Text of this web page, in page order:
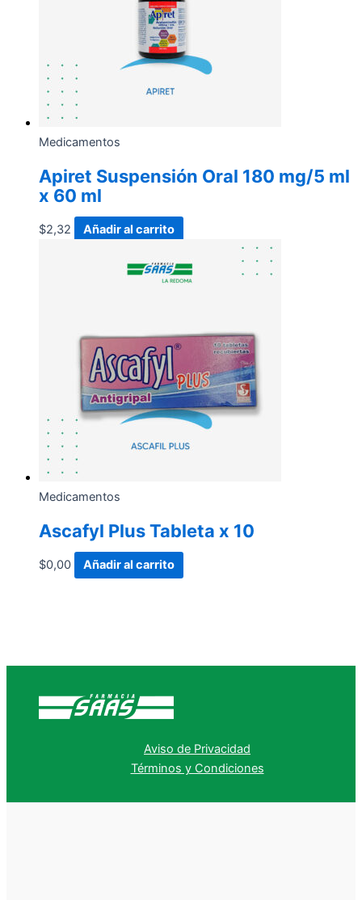
Medicamentos
Apiret Suspensión Oral 180 mg/5 ml
x 60 ml
$2,32 Añadir al carrito
Medicamentos
Ascafyl Plus Tableta x 10
$0,00 Añadir al carrito
Aviso de Privacidad
Términos y Condiciones